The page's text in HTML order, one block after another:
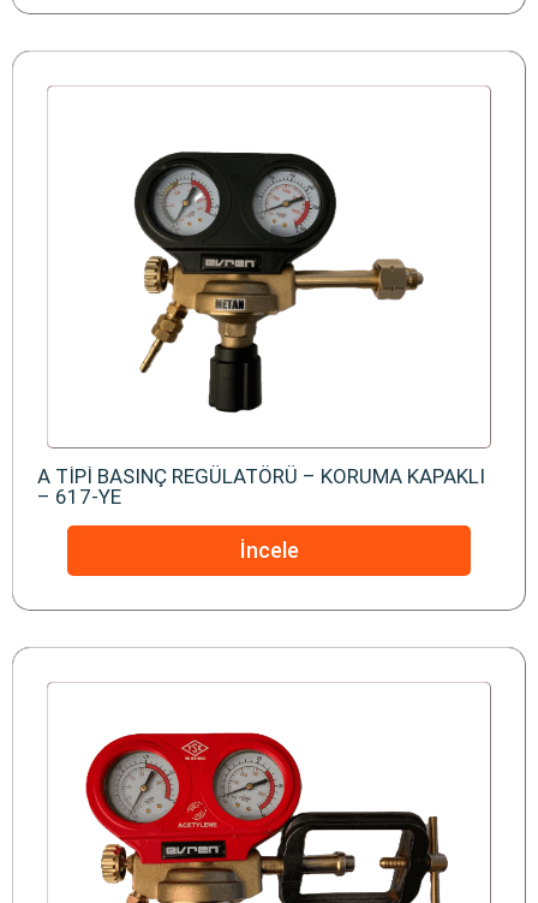
A TİPİ BASINÇ REGÜLATÖRÜ – KORUMA KAPAKLI
– 617-YE
İncele